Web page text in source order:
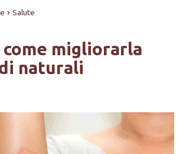
› Salute
migliorarla
naturali